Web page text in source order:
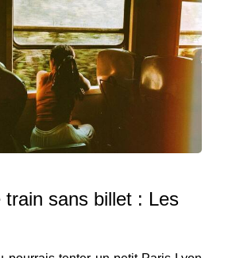
train sans billet : Les